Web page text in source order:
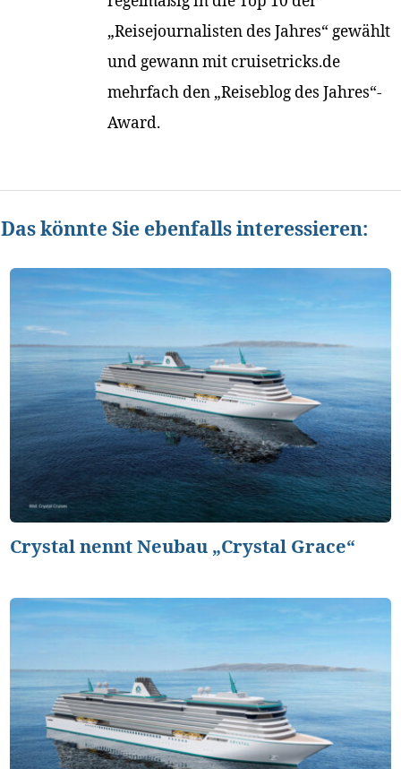
„Reisejournalisten des Jahres“ gewählt
und gewann mit cruisetricks.de
mehrfach den „Reiseblog des Jahres“-
Award.
Das könnte Sie ebenfalls interessieren:
Crystal nennt Neubau „Crystal Grace“